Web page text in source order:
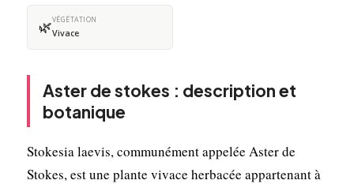
🌿VÉGÉTATION
Vivace
Aster de stokes : description et
botanique
Stokesia laevis, communément appelée Aster de
Stokes, est une plante vivace herbacée appartenant à